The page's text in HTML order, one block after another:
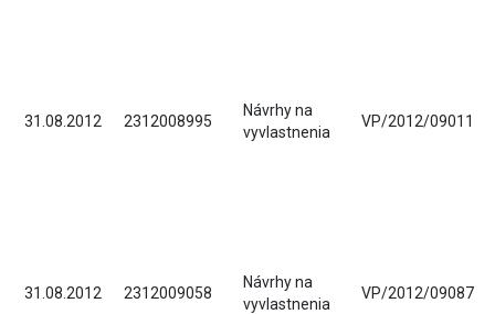
31.08.2012 2312008995
Návrhy na
vyvlastnenia
VP/2012/09011
31.08.2012 2312009058
Návrhy na
vyvlastnenia
VP/2012/09087